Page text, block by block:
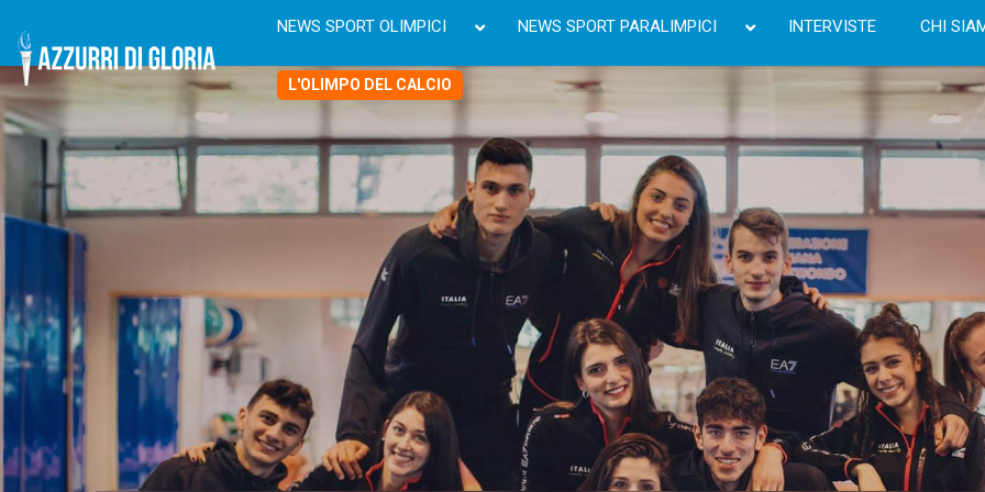
NEWS SPORT OLIMPICI NEWS SPORT PARALIMPICI INTERVISTE CHI
L'OLIMPO DEL CALCIO